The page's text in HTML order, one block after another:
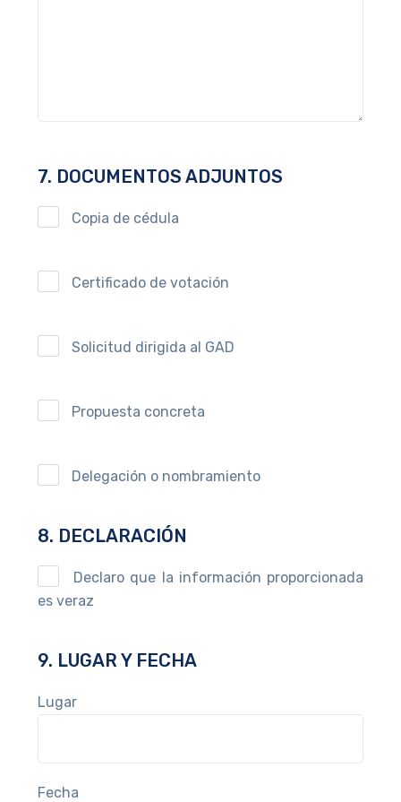
7. DOCUMENTOS ADJUNTOS
Copia de cédula
Certificado de votación
Solicitud dirigida al GAD
Propuesta concreta
Delegación o nombramiento
8. DECLARACIÓN
Declaro que la información proporcionada
es veraz
9. LUGAR Y FECHA
Lugar
Fecha